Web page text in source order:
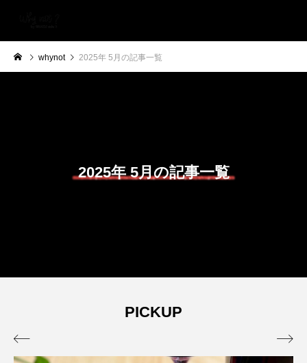
whynot 2025年 5月の記事一覧
2025年 5月の記事一覧
PICKUP
 